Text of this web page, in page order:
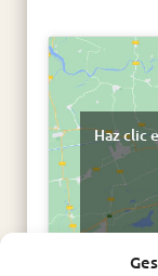
Haz clic